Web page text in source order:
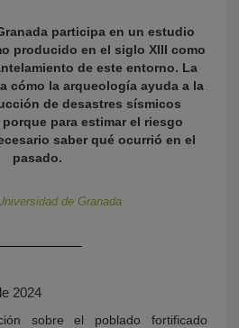
participa en un estudio
producido en el siglo XIII como
de este entorno. La
cómo la arqueología ayuda a la
de desastres sísmicos
para estimar el riesgo
saber qué ocurrió en el
pasado.
de Granada
2024
sobre el poblado fortificado